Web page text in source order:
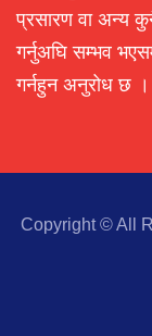
प्रसारण वा अन्य
गर्नुअघि सम्भव
गर्नहुन अनुरोध छ ।
Copyright © All